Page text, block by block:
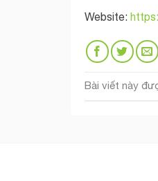
Website:
Bài viết này